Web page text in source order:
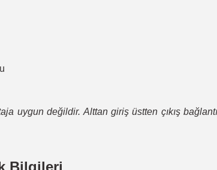
uygun değildir. Alttan giriş üstten çıkış
Bilgileri